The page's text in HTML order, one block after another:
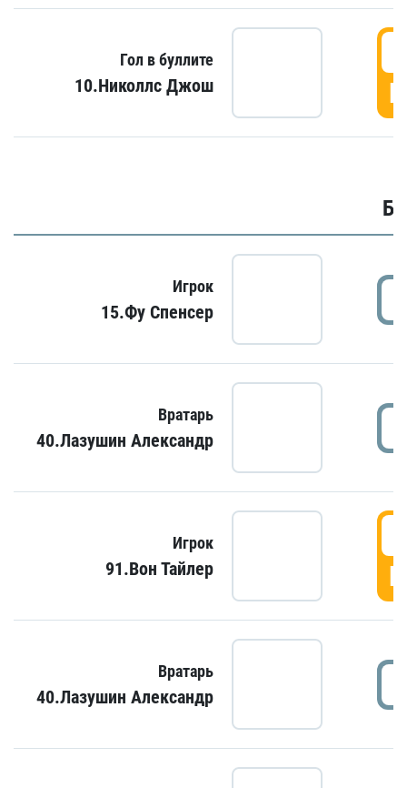
Гол в буллите
10.Николлс Джош
Игрок
15.Фу Спенсер
Вратарь
40.Лазушин Александр
Игрок
91.Вон Тайлер
Вратарь
40.Лазушин Александр